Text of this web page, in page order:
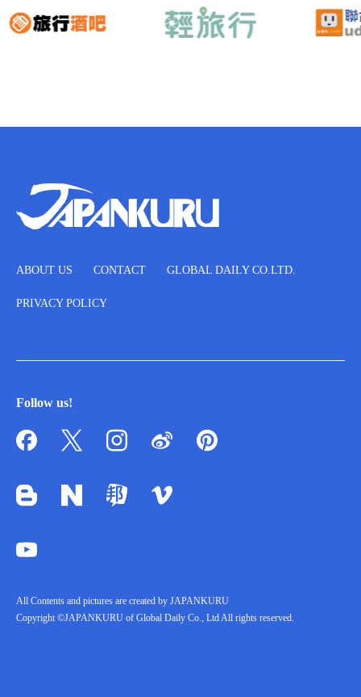
ABOUT US CONTACT GLOBAL DAILY CO.LTD.
PRIVACY POLICY
Follow us!
All Contents and pictures are created by JAPANKURU
Copyright ©JAPANKURU of Global Daily Co., Ltd All rights reserved.